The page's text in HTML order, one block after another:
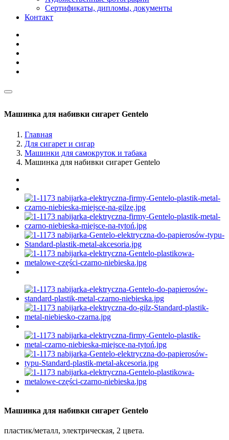
Сертификаты, дипломы, документы
Контакт
Машинка для набивки сигарет Gentelo
Главная
Для сигарет и сигар
Машинки для самокруток и табака
Машинка для набивки сигарет Gentelo
Машинка для набивки сигарет Gentelo
пластик/металл, электрическая, 2 цвета.